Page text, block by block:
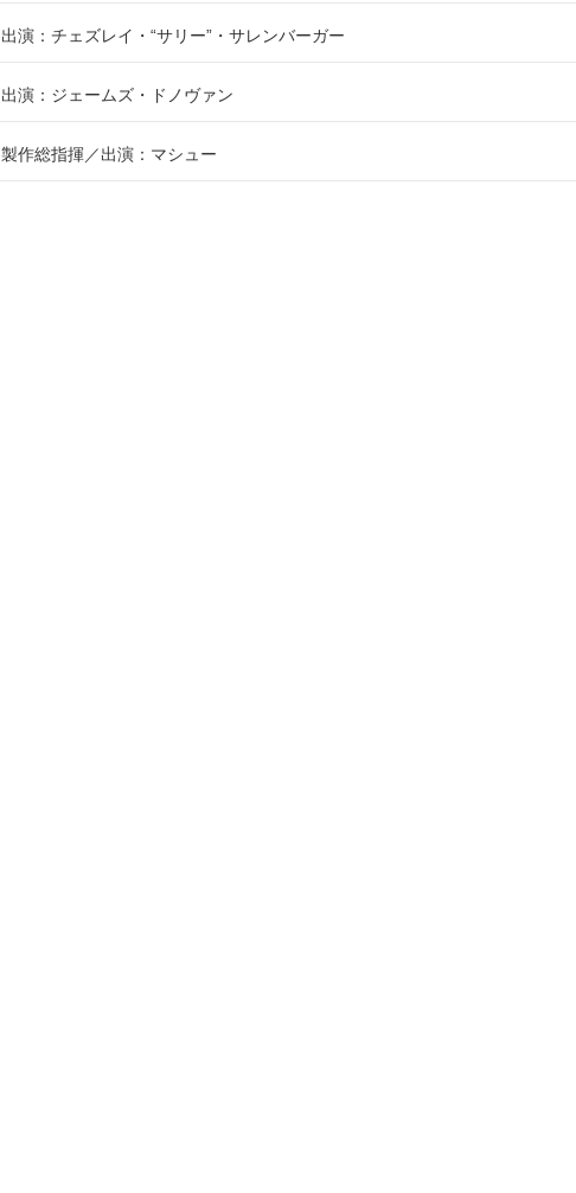
出演：チェズレイ・“サリー”・サレンバーガー
出演：ジェームズ・ドノヴァン
製作総指揮 出演：マシュー